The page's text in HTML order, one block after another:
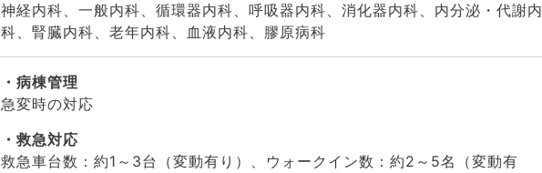
神経内科、一般内科、循環器内科、呼吸器内科、消化器内科、内分泌・代謝内
科、腎臓内科、老年内科、血液内科、膠原病科
病棟管理
急変時の対応
救急対応
救急車台数：約1～3台（変動有り）、ウォークイン数：約2～5名（変動有